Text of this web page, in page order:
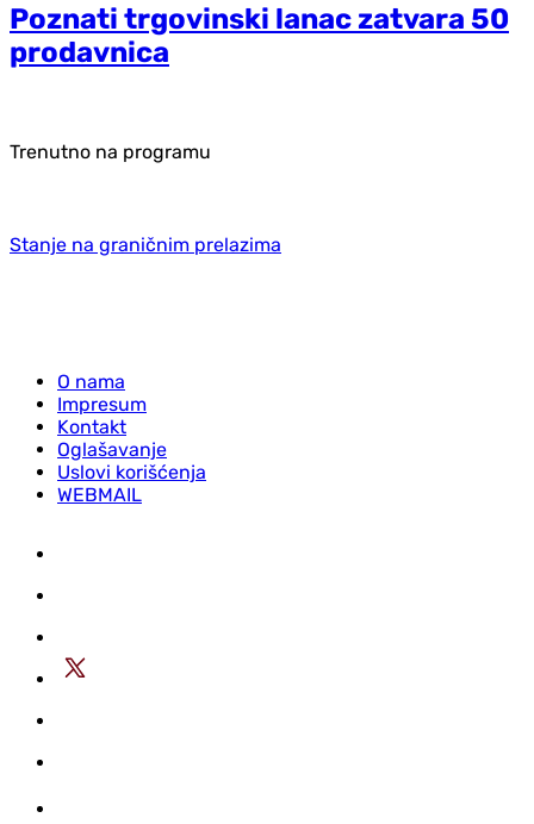
Poznati trgovinski lanac zatvara 50
prodavnica
Trenutno na programu
Stanje na graničnim prelazima
O nama
Impresum
Kontakt
Oglašavanje
Uslovi korišćenja
WEBMAIL